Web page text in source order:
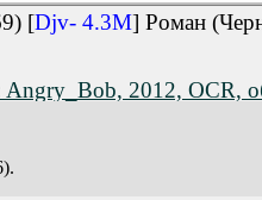
[Djv- 4.3M] Роман
2012, OCR,